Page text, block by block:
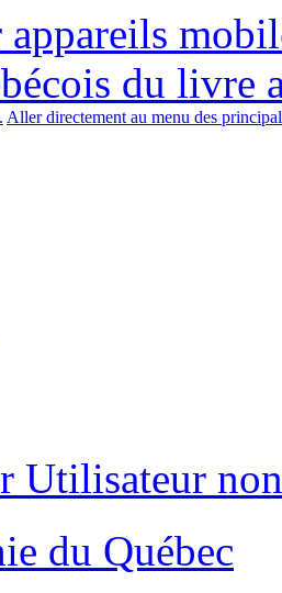
du livre
Aller directement au menu des
Utilisateur
du Québec